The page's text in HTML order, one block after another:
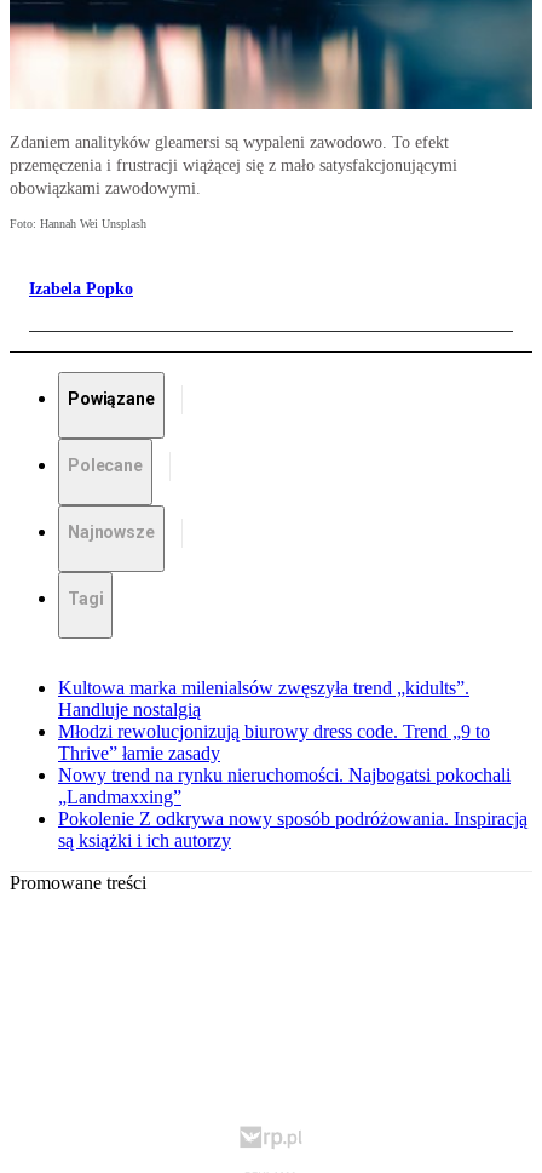
Zdaniem analityków gleamersi są wypaleni zawodowo. To efekt
przemęczenia i frustracji wiążącej się z mało satysfakcjonującymi
obowiązkami zawodowymi.
Foto: Hannah Wei Unsplash
Izabela Popko
Powiązane
Polecane
Najnowsze
Tagi
Kultowa marka milenialsów zwęszyła trend „kidults”.
Handluje nostalgią
Młodzi rewolucjonizują biurowy dress code. Trend „9 to
Thrive” łamie zasady
Nowy trend na rynku nieruchomości. Najbogatsi pokochali
„Landmaxxing”
Pokolenie Z odkrywa nowy sposób podróżowania. Inspiracją
są książki i ich autorzy
Promowane treści